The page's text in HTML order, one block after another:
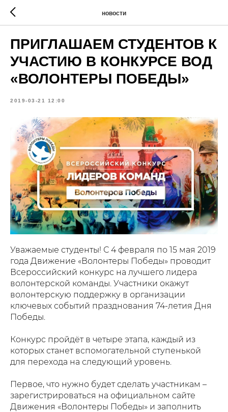
новости
ПРИГЛАШАЕМ СТУДЕНТОВ К
УЧАСТИЮ В КОНКУРСЕ ВОД
«ВОЛОНТЕРЫ ПОБЕДЫ»
2019-03-21 12:00
Уважаемые студенты! С 4 февраля по 15 мая 2019
года Движение «Волонтеры Победы» проводит
Всероссийский конкурс на лучшего лидера
волонтерской команды. Участники окажут
волонтерскую поддержку в организации
ключевых событий празднования 74-летия Дня
Победы.
Конкурс пройдёт в четыре этапа, каждый из
которых станет вспомогательной ступенькой
для перехода на следующий уровень.
Первое, что нужно будет сделать участникам –
зарегистрироваться на официальном сайте
Движения «Волонтеры Победы» и заполнить